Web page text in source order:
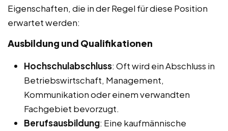
Eigenschaften, die in der Regel für diese Position
erwartet werden:
Ausbildung und Qualifikationen
Hochschulabschluss: Oft wird ein Abschluss in
Betriebswirtschaft, Management,
Kommunikation oder einem verwandten
Fachgebiet bevorzugt.
Berufsausbildung: Eine kaufmännische